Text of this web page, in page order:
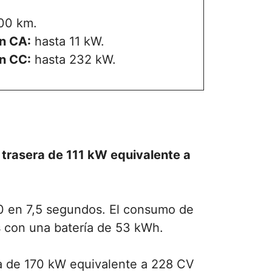
km.
CA: hasta 11 kW.
CC: hasta 232 kW.
de 111 kW equivalente a
7,5 segundos. El consumo de
con una batería de 53 kWh.
170 kW equivalente a 228 CV